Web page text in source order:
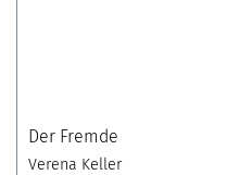
Der Fremde
Verena Keller